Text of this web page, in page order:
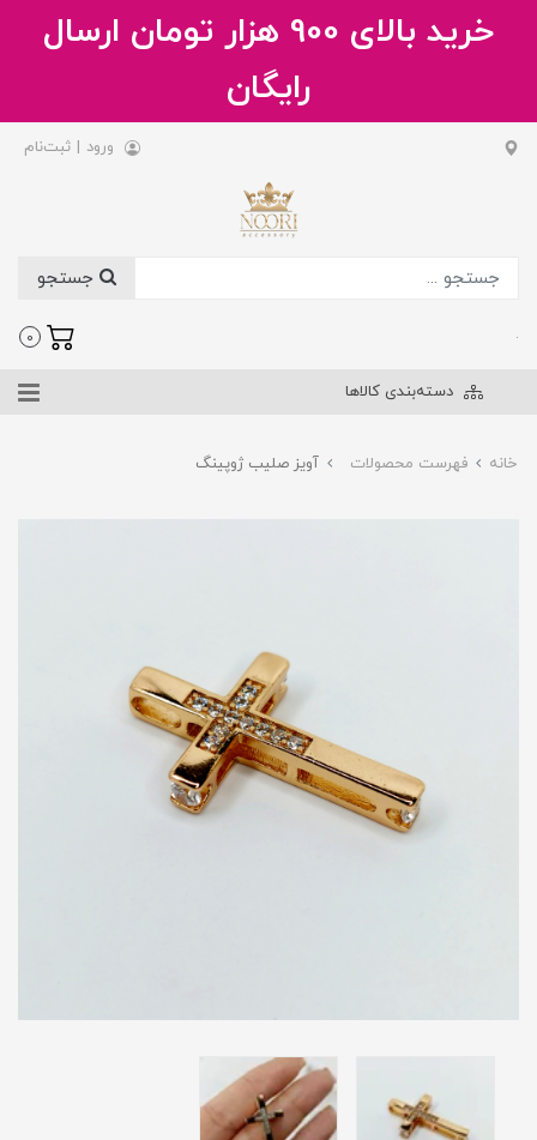
خرید بالای 900 هزار تومان ارسال
رایگان
ورود | ثبت‌نام
.
0
دسته‌بندی کالاها
خانه فهرست محصولات آویز صلیب ژوپینگ